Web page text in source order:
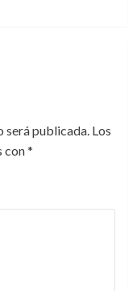
publicada. Los
con*